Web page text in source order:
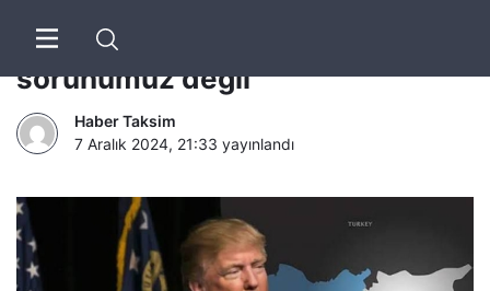
Donald Trump: Suriye bizim
sorunumuz değil
Haber Taksim
7 Aralık 2024, 21:33 yayınlandı